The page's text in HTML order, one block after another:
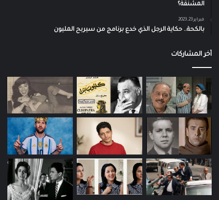
المشنقة؟
فبراير 23, 2023
بالكحة.. حكاية الرجل الذي خدع برنامج من سيربح المليون
آخر المشاركات